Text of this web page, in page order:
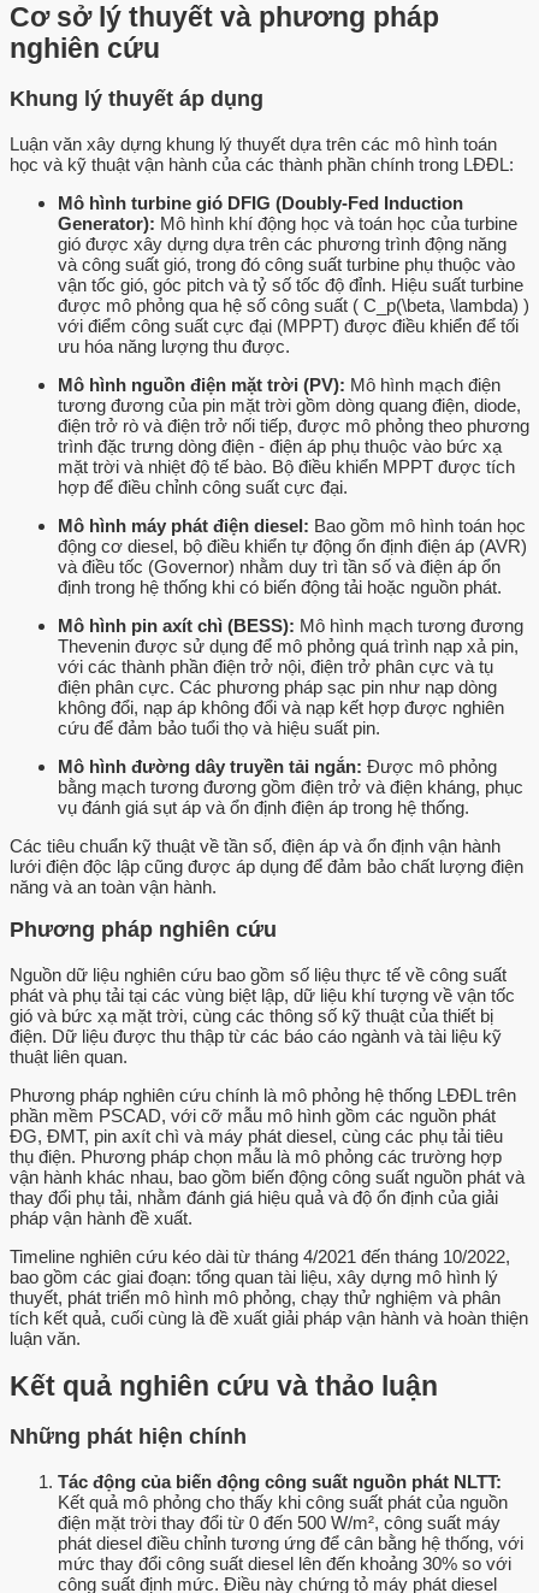
Cơ sở lý thuyết và phương pháp
nghiên cứu
Khung lý thuyết áp dụng
Luận văn xây dựng khung lý thuyết dựa trên các mô hình toán
học và kỹ thuật vận hành của các thành phần chính trong LĐĐL:
Mô hình turbine gió DFIG (Doubly-Fed Induction
Generator): Mô hình khí động học và toán học của turbine
gió được xây dựng dựa trên các phương trình động năng
và công suất gió, trong đó công suất turbine phụ thuộc vào
vận tốc gió, góc pitch và tỷ số tốc độ đỉnh. Hiệu suất turbine
được mô phỏng qua hệ số công suất ( C_p(\beta, \lambda) )
với điểm công suất cực đại (MPPT) được điều khiển để tối
ưu hóa năng lượng thu được.
Mô hình nguồn điện mặt trời (PV): Mô hình mạch điện
tương đương của pin mặt trời gồm dòng quang điện, diode,
điện trở rò và điện trở nối tiếp, được mô phỏng theo phương
trình đặc trưng dòng điện - điện áp phụ thuộc vào bức xạ
mặt trời và nhiệt độ tế bào. Bộ điều khiển MPPT được tích
hợp để điều chỉnh công suất cực đại.
Mô hình máy phát điện diesel: Bao gồm mô hình toán học
động cơ diesel, bộ điều khiển tự động ổn định điện áp (AVR)
và điều tốc (Governor) nhằm duy trì tần số và điện áp ổn
định trong hệ thống khi có biến động tải hoặc nguồn phát.
Mô hình pin axít chì (BESS): Mô hình mạch tương đương
Thevenin được sử dụng để mô phỏng quá trình nạp xả pin,
với các thành phần điện trở nội, điện trở phân cực và tụ
điện phân cực. Các phương pháp sạc pin như nạp dòng
không đổi, nạp áp không đổi và nạp kết hợp được nghiên
cứu để đảm bảo tuổi thọ và hiệu suất pin.
Mô hình đường dây truyền tải ngắn: Được mô phỏng
bằng mạch tương đương gồm điện trở và điện kháng, phục
vụ đánh giá sụt áp và ổn định điện áp trong hệ thống.
Các tiêu chuẩn kỹ thuật về tần số, điện áp và ổn định vận hành
lưới điện độc lập cũng được áp dụng để đảm bảo chất lượng điện
năng và an toàn vận hành.
Phương pháp nghiên cứu
Nguồn dữ liệu nghiên cứu bao gồm số liệu thực tế về công suất
phát và phụ tải tại các vùng biệt lập, dữ liệu khí tượng về vận tốc
gió và bức xạ mặt trời, cùng các thông số kỹ thuật của thiết bị
điện. Dữ liệu được thu thập từ các báo cáo ngành và tài liệu kỹ
thuật liên quan.
Phương pháp nghiên cứu chính là mô phỏng hệ thống LĐĐL trên
phần mềm PSCAD, với cỡ mẫu mô hình gồm các nguồn phát
ĐG, ĐMT, pin axít chì và máy phát diesel, cùng các phụ tải tiêu
thụ điện. Phương pháp chọn mẫu là mô phỏng các trường hợp
vận hành khác nhau, bao gồm biến động công suất nguồn phát và
thay đổi phụ tải, nhằm đánh giá hiệu quả và độ ổn định của giải
pháp vận hành đề xuất.
Timeline nghiên cứu kéo dài từ tháng 4/2021 đến tháng 10/2022,
bao gồm các giai đoạn: tổng quan tài liệu, xây dựng mô hình lý
thuyết, phát triển mô hình mô phỏng, chạy thử nghiệm và phân
tích kết quả, cuối cùng là đề xuất giải pháp vận hành và hoàn thiện
luận văn.
Kết quả nghiên cứu và thảo luận
Những phát hiện chính
Tác động của biến động công suất nguồn phát NLTT:
Kết quả mô phỏng cho thấy khi công suất phát của nguồn
điện mặt trời thay đổi từ 0 đến 500 W/m², công suất máy
phát diesel điều chỉnh tương ứng để cân bằng hệ thống, với
mức thay đổi công suất diesel lên đến khoảng 30% so với
công suất định mức. Điều này chứng tỏ máy phát diesel